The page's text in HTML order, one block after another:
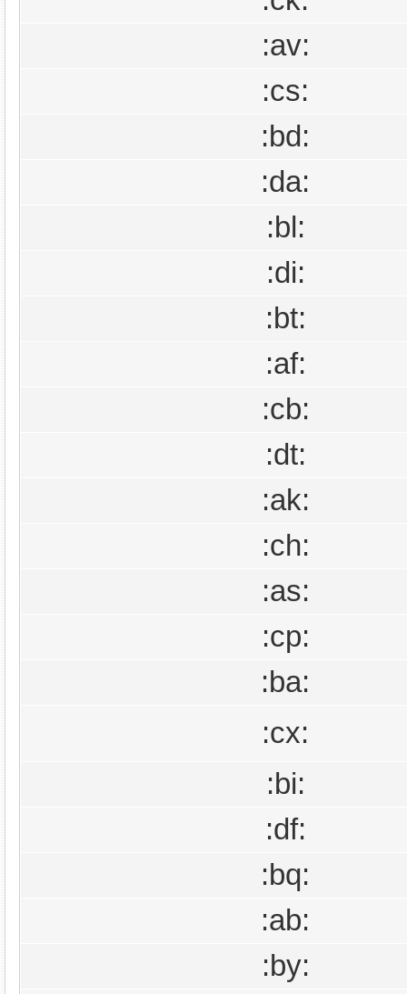
:av:
:cs:
:bd:
:da:
:bl:
:di:
:bt:
:af:
:cb:
:dt:
:ak:
:ch:
:as:
:cp:
:ba:
:cx:
:bi:
:df:
:bq:
:ab:
:by: